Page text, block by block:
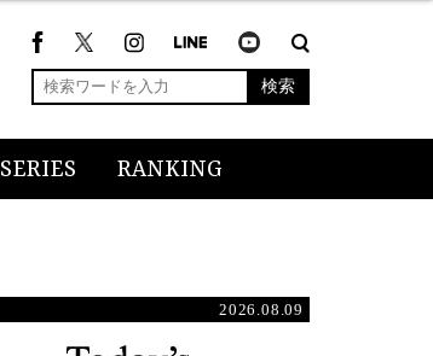
検索
SERIES RANKING
2026.08.09